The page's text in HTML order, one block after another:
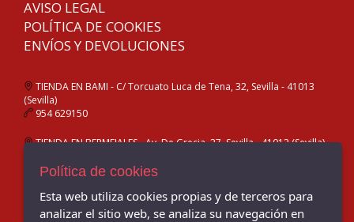
AVISO LEGAL
POLÍTICA DE COOKIES
ENVÍOS Y DEVOLUCIONES
TIENDA EN BAMI - C/ Torcuato Luca de Tena, 32, Sevilla - 41013
(Sevilla)
954 629150
TIENDA EN BERMEJALES - Av. De Grecia, 27, Sevilla - 41012 (Sevilla)
Política de cookies
Esta web utiliza cookies propias y de terceros para
analizar el sitio web, se analiza su navegación en